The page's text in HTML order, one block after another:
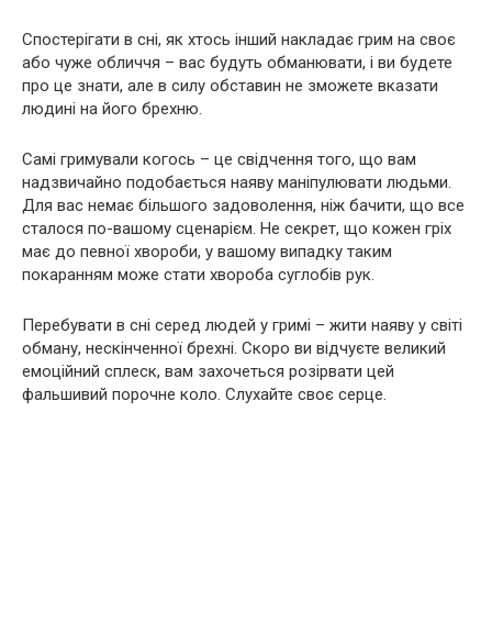
Спостерігати в сні, як хтось інший накладає грим на своє
або чуже обличчя – вас будуть обманювати, і ви будете
про це знати, але в силу обставин не зможете вказати
людині на його брехню.
Самі гримували когось – це свідчення того, що вам
надзвичайно подобається наяву маніпулювати людьми.
Для вас немає більшого задоволення, ніж бачити, що все
сталося по-вашому сценарієм. Не секрет, що кожен гріх
має до певної хвороби, у вашому випадку таким
покаранням може стати хвороба суглобів рук.
Перебувати в сні серед людей у гримі – жити наяву у світі
обману, нескінченної брехні. Скоро ви відчуєте великий
емоційний сплеск, вам захочеться розірвати цей
фальшивий порочне коло. Слухайте своє серце.